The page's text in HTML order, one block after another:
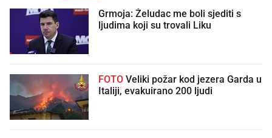
Grmoja: Želudac me boli sjediti s
ljudima koji su trovali Liku
FOTO
Italiji, evakuirano 200 ljudi